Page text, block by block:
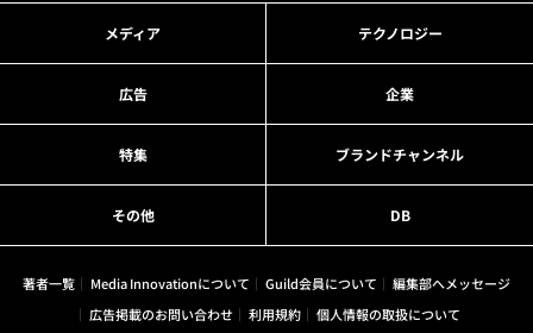
メディア テクノロジー
広告 企業
特集 ブランドチャンネル
その他 DB
著者一覧 Media Innovationについて Guild会員について
編集部へメッセージ
広告掲載のお問い合わせ
利用規約
個人情報の取扱について